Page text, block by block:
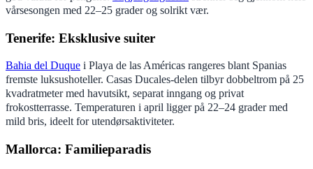
vårsesongen med 22–25 grader og solrikt vær.
Tenerife: Eksklusive suiter
Bahia del Duque i Playa de las Américas rangeres blant Spanias
fremste luksushoteller. Casas Ducales-delen tilbyr dobbeltrom på 25
kvadratmeter med havutsikt, separat inngang og privat
frokostterrasse. Temperaturen i april ligger på 22–24 grader med
mild bris, ideelt for utendørsaktiviteter.
Mallorca: Familieparadis